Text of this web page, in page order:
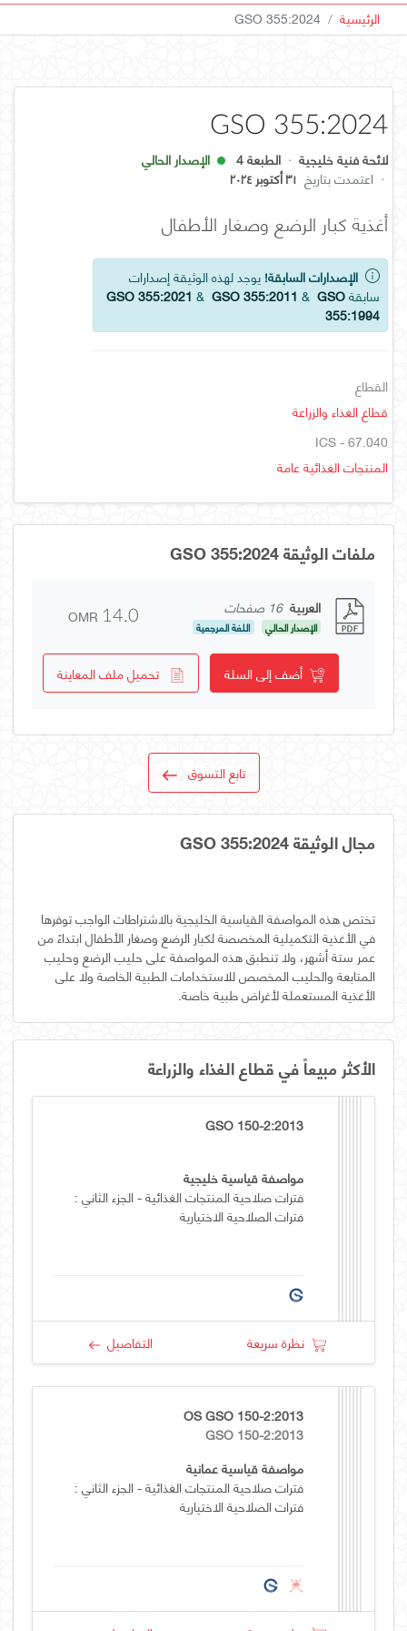
الرئيسية GSO 355:2024
GSO 355:2024
لائحة فنية خليجية · الطبعة 4
الإصدار الحالي
· اعتمدت بتاريخ ٣١ أكتوبر ٢٠٢٤
أغذية كبار الرضع وصغار الأطفال
الإصدارات السابقة! يوجد لهذه الوثيقة إصدارات
سابقة
GSO 355:2021 & GSO 355:2011 & GSO
355:1994
القطاع
قطاع الغذاء والزراعة
ICS - 67.040
المنتجات الغذائية عامة
ملفات الوثيقة GSO 355:2024
العربية 16 صفحات
الإصدار الحالي اللغة المرجعية OMR 14.0
أضف إلى السلة تحميل ملف المعاينة
تابع التسوق
مجال الوثيقة GSO 355:2024
تختص هذه المواصفة القياسية الخليجية بالاشتراطات الواجب توفرها
في الأغذية التكميلية المخصصة لكبار الرضع وصغار الأطفال ابتداءً من
عمر ستة أشهر، ولا تنطبق هذه المواصفة على حليب الرضع وحليب
المتابعة والحليب المخصص للاستخدامات الطبية الخاصة ولا على
الأغذية المستعملة لأغراض طبية خاصة.
الأكثر مبيعاً في قطاع الغذاء والزراعة
GSO 150-2:2013
مواصفة قياسية خليجية
فترات صلاحية المنتجات الغذائية - الجزء الثاني :
فترات الصلاحية الاختيارية
نظرة سريعة التفاصيل
OS GSO 150-2:2013
GSO 150-2:2013
مواصفة قياسية عمانية
فترات صلاحية المنتجات الغذائية - الجزء الثاني :
فترات الصلاحية الاختيارية